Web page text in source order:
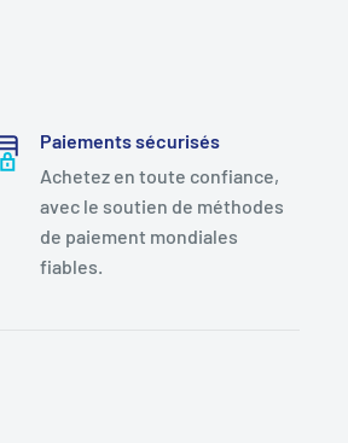
Paiements sécurisés
Achetez en toute confiance,
avec le soutien de méthodes
de paiement mondiales
fiables.